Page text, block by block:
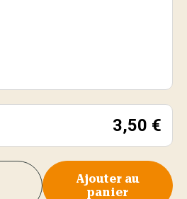
3,50 €
Ajouter au
panier